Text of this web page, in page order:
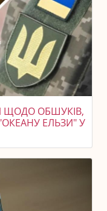
ЩОДО ОБШУКІВ,
ЕЛЬЗИ" У